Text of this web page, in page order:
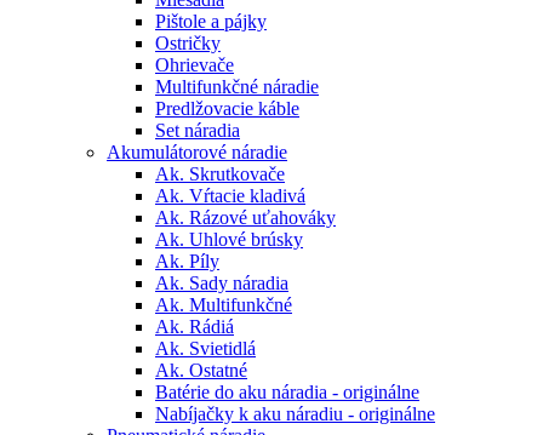
Pištole a pájky
Ostričky
Ohrievače
Multifunkčné náradie
Predlžovacie káble
Set náradia
Akumulátorové náradie
Ak. Skrutkovače
Ak. Vŕtacie kladivá
Ak. Rázové uťahováky
Ak. Uhlové brúsky
Ak. Píly
Ak. Sady náradia
Ak. Multifunkčné
Ak. Rádiá
Ak. Svietidlá
Ak. Ostatné
Batérie do aku náradia - originálne
Nabíjačky k aku náradiu - originálne